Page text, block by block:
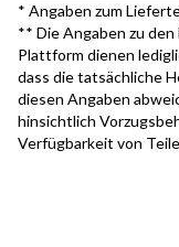
* Angaben zum
** Die Angaben zu
Plattform dienen
dass die tatsächliche
diesen Angaben
hinsichtlich
Verfügbarkeit von